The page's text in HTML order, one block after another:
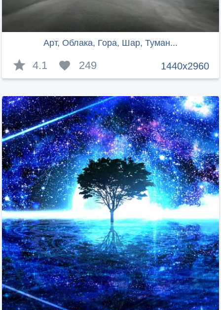
Арт, Облака, Гора, Шар, Туман...
1440x2960
4.1 249